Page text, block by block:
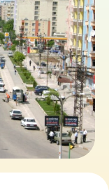
IE